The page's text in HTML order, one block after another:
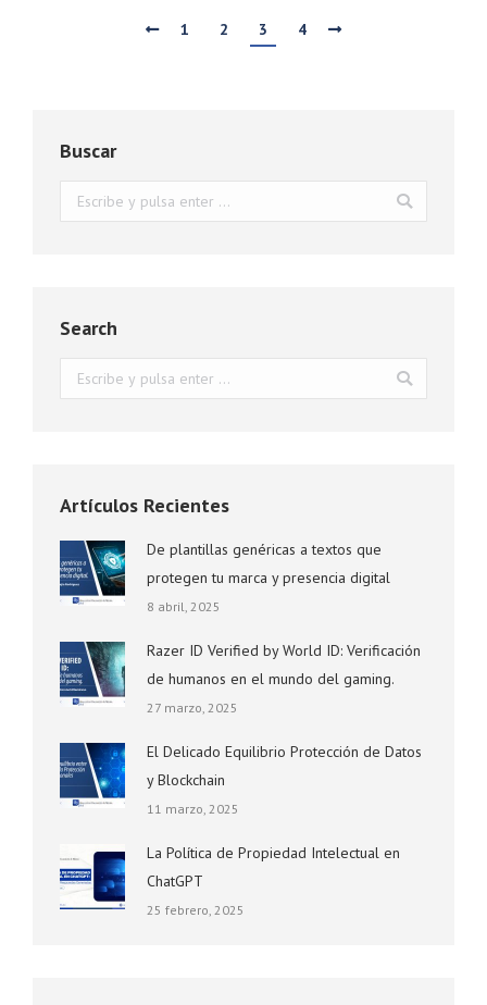
1 2 3 4
Buscar
Buscar:
Search
Buscar:
Artículos Recientes
De plantillas genéricas a textos que
protegen tu marca y presencia digital
8 abril, 2025
Razer ID Verified by World ID: Verificación
de humanos en el mundo del gaming.
27 marzo, 2025
El Delicado Equilibrio Protección de Datos
y Blockchain
11 marzo, 2025
La Política de Propiedad Intelectual en
ChatGPT
25 febrero, 2025